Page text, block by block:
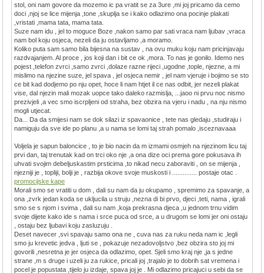
stol, oni nam govore da mozemo ic pa vratit se za 3ure ,mi joj pricamo da cemo
doci ,njoj se lice mijenja ,tone ,skuplja se i kako odlazimo ona pocinje plakati
,vristati ,mama tata, mama tata.
Suze nam idu , jel to moguce Boze ,nakon samo par sati vraca nam ljubav ,vraca
nam bol koju osjeca, nezeli da ju ostavljamo ,a moramo.
Koliko puta sam samo bila bijesna na sustav , na ovu muku koju nam pricinjavaju
razdvajanjem. Al proce , jos koji dan i bit ce ok ,mora. To nas je gonilo. Idemo nes
pojest ,telefon zvrci ,samo zvrci ,dolaze razne rijeci ,ugodne ,tople, njezne, a mi
mislimo na njezine suze, jel spava , jel osjeca nemir , jel nam vjeruje i bojimo se sto
ce bit kad dodjemo po nju opet, hoce li nam htjet il ce nas odbit, jer nezeli plakat
vise, dal njezin mali mozak uopce tako daleko razmislja, ...jaoo ni prvu noc nismo
prezivjeli ,a vec smo iscrpljeni od straha, bez obzira na vjeru i nadu , na nju nismo
mogli utjecat.
Da... Da da smijesi nam se dok silazi iz spavaonice , tete nas gledaju ,studiraju i
namiguju da sve ide po planu ,a u nama se lomi taj strah pomalo ,isceznavaaa
Voljela je sapun baloncice , to je bio nacin da m izmami osmjeh na njezinom licu taj
prvi dan, taj trenutak kad on trci oko nje ,a ona dize oci prema gore pokusava ih
uhvati svojim debeljuskastim prsticima ,to nikad necu zaboraviti , on se mijenja ,
njezniji je , topliji, bolji je , razbija okove svoje muskosti i .............. postaje otac .
promocijske kape
Morali smo se vratiti u dom , dali su nam da ju okupamo , spremimo za spavanje, a
ona ,zvrk jedan koda se ukljucila u struju ,nezna di bi prvo, djeci ,teti, nama , igrali
smo se s njom i svima , dali su nam ,koja prekrasna djeca ,u jednom trnu vidim
svoje dijete kako ide s nama i srce puca od srce, a u drugom se lomi jer oni ostaju
, ostaju bez ljubavi koju zasluzuju .
Deset navecer ,svi spavaju samo ona ne , cuva nas za ruku neda nam ic ,legli
smo ju krevetic jedva , ljuti se , pokazuje nezadovoljstvo ,bez obzira sto joj mi
govorili ,nesretna je jer osjeca da odlazimo, opet. Sjeli smo kraj nje ,ja s jedne
strane ,m s druge i uzeli ju za rukice, pricali joj ,trajalo je to dobrih sat vremena i
pocel je popustata ,tijelo ju izdaje, spava joj je . Mi odlazimo pricajuci u sebi da se